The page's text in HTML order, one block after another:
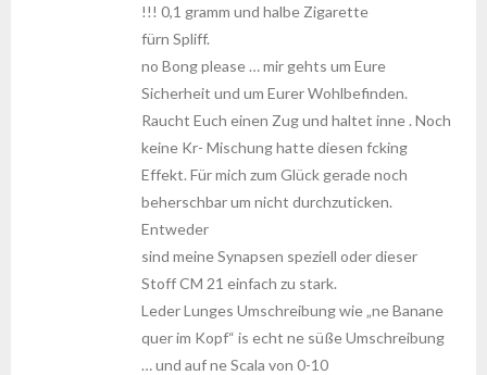
!!! 0,1 gramm und halbe Zigarette
fürn Spliff.
no Bong please … mir gehts um Eure
Sicherheit und um Eurer Wohlbefinden.
Raucht Euch einen Zug und haltet inne . Noch
keine Kr- Mischung hatte diesen fcking
Effekt. Für mich zum Glück gerade noch
beherschbar um nicht durchzuticken.
Entweder
sind meine Synapsen speziell oder dieser
Stoff CM 21 einfach zu stark.
Leder Lunges Umschreibung wie „ne Banane
quer im Kopf“ is echt ne süße Umschreibung
… und auf ne Scala von 0-10